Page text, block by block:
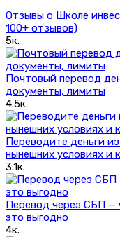
Отзывы о Школе
100+ отзывов)
5к.
Почтовый перевод
документы, лимиты
4.5к.
Переводите деньги
нынешних условиях и
3.1к.
Перевод через СБП —
это выгодно
4к.